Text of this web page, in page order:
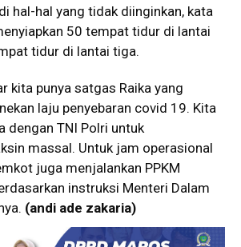
hal-hal yang tidak diinginkan, kata
50 tempat tidur di lantai
tidur di lantai tiga.
kita punya satgas Raika yang
laju penyebaran covid 19. Kita
dengan TNI Polri untuk
massal. Untuk jam operasional
juga menjalankan PPKM
instruksi Menteri Dalam
(andi ade zakaria)